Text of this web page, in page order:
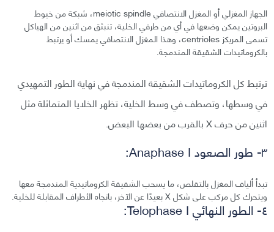
الجهاز المغزلي أو المغزل الانتصافي meiotic spindle، شبكة من خيوط
البروتين يمكن وضعها في أي من طرفي الخلية، تنبثق من اثنين من الهياكل
تسمى المريكز centrioles، وهذا المغزل الانتصافي يمسك أو يرتبط
بالكروماتيدات الشقيقة المندمجة.
ترتبط كل الكروماتيدات الشقيقة المندمجة في نهاية الطور التمهيدي
في وسطها، وتصطف في وسط الخلية، تظهر الخلايا المتماثلة مثل
اثنين من حرف X بالقرب من بعضها البعض.
٣- طور الصعود Anaphase I:
تبدأ ألياف المغزل بالتقلص، ما يسحب الشقيقة الكروماتيدية المندمجة معها
ويتحرك كل مركب على شكل X بعيدًا عن الآخر، باتجاه الأطراف المقابلة للخلية.
٤- الطور النهائي Telophase I: